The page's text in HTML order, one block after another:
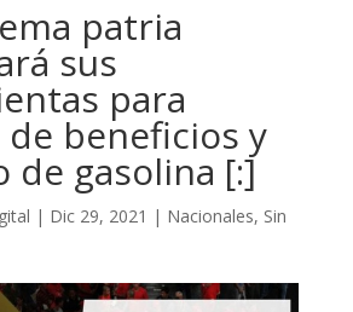
patria
sus
para
beneficios y
de gasolina [:]
| Dic 29, 2021 | Nacionales, Sin